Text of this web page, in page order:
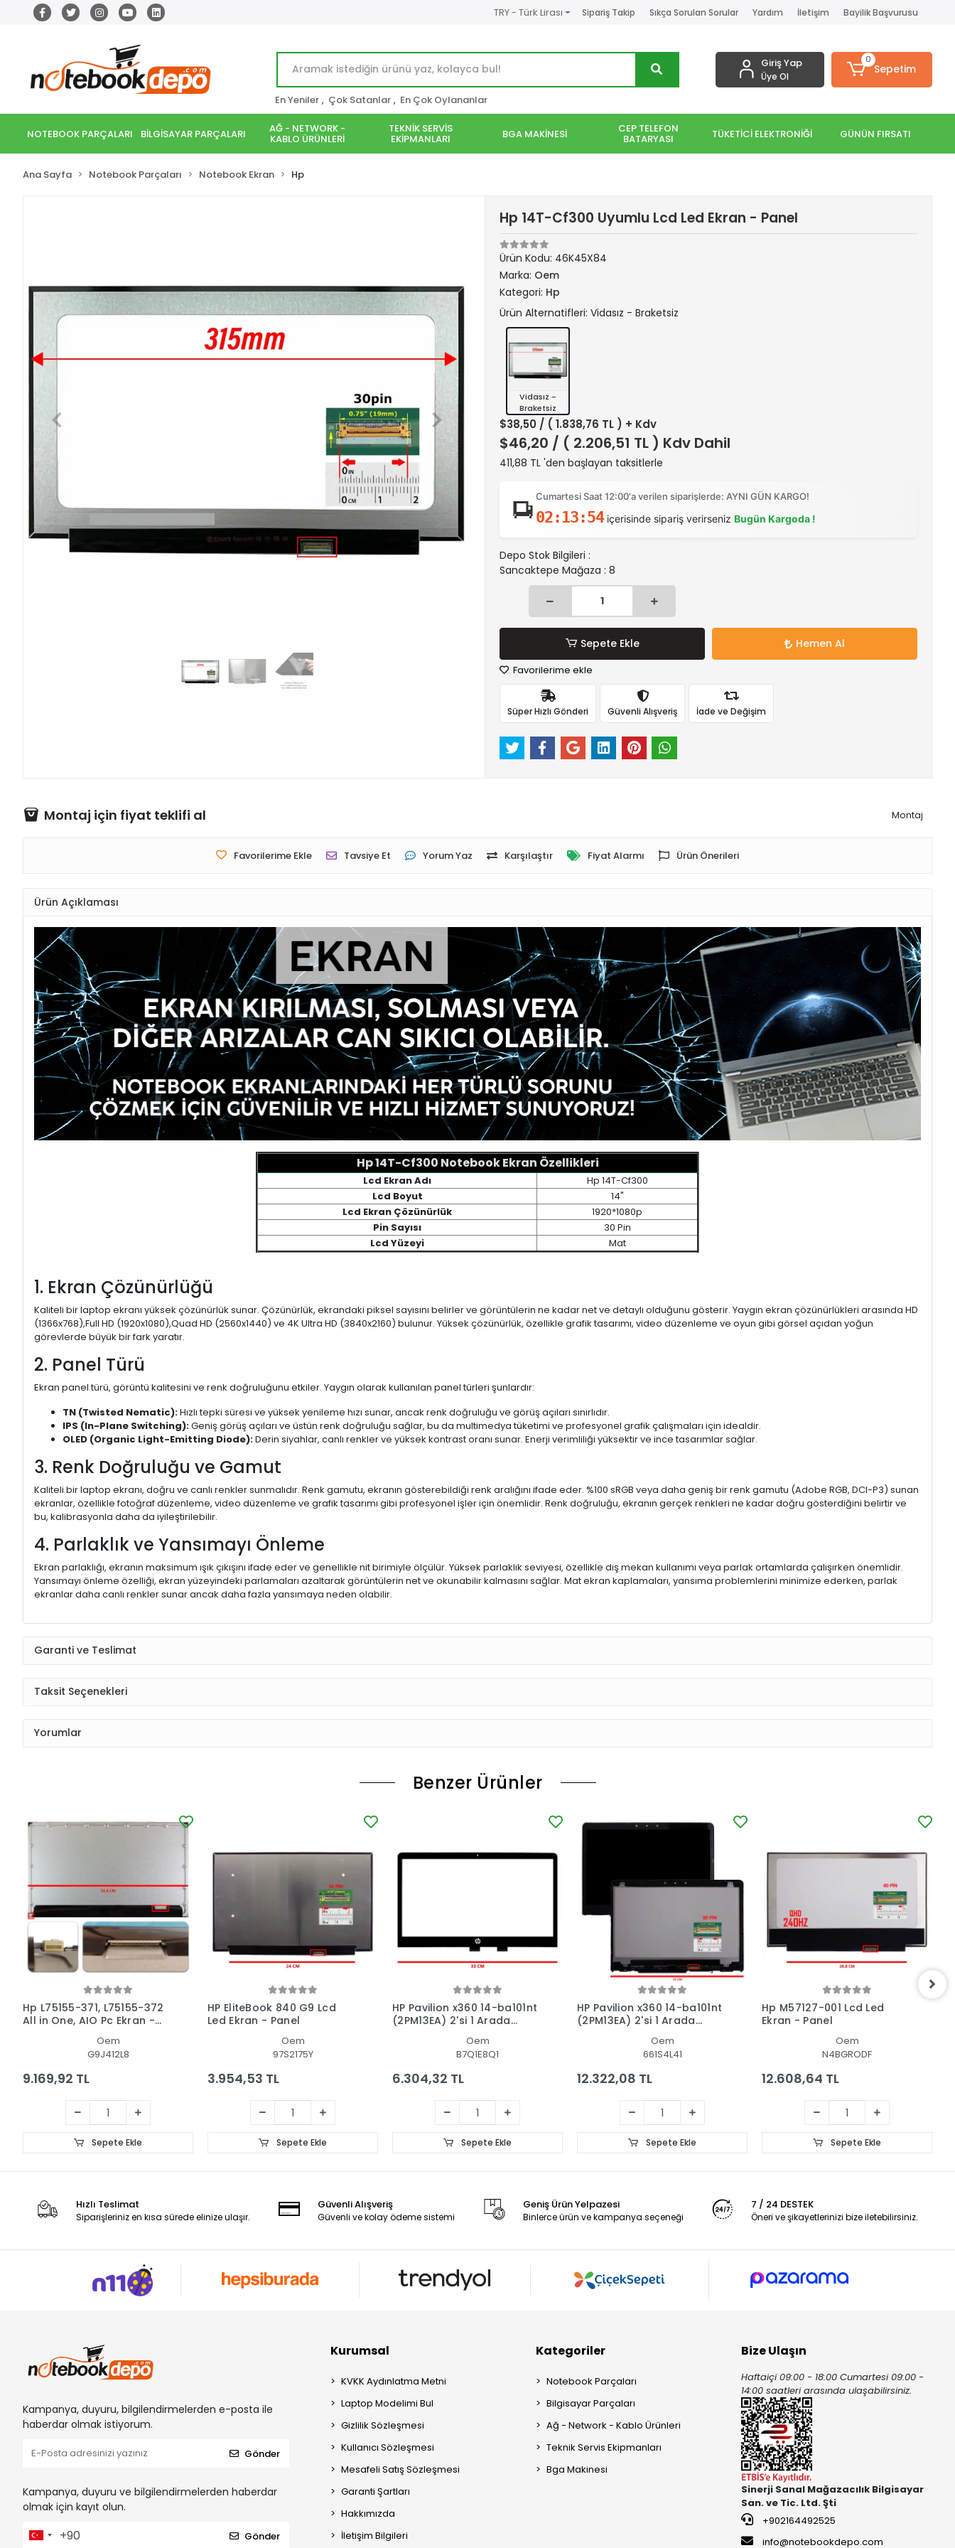
TRY - Türk Lirası Sipariş Takip Sıkça Sorulan Sorular Yardım İletişim Bayilik Başvurusu
En Yeniler , Çok Satanlar , En Çok Oylananlar
Giriş Yap
Üye Ol
0
Sepetim
NOTEBOOK PARÇALARI BİLGİSAYAR PARÇALARI AĞ - NETWORK -
KABLO ÜRÜNLERİ
TEKNİK SERVİS
EKİPMANLARI BGA MAKİNESİ CEP TELEFON
BATARYASI TÜKETİCİ ELEKTRONİĞİ GÜNÜN FIRSATI
Ana Sayfa Notebook Parçaları Notebook Ekran Hp
Hp 14T-Cf300 Uyumlu Lcd Led Ekran - Panel
Ürün Kodu: 46K45X84
Marka: Oem
Kategori: Hp
Ürün Alternatifleri: Vidasız - Braketsiz
Vidasız -
Braketsiz
$38,50 / ( 1.838,76 TL ) + Kdv
$46,20 / ( 2.206,51 TL ) Kdv Dahil
411,88 TL 'den başlayan taksitlerle
Cumartesi Saat 12:00'a verilen siparişlerde: AYNI GÜN KARGO!
02:13:53içerisinde sipariş verirseniz Bugün Kargoda !
Depo Stok Bilgileri :
Sancaktepe Mağaza : 8
Sepete Ekle Hemen Al
Favorilerime ekle
Süper Hızlı Gönderi Güvenli Alışveriş İade ve Değişim
Montaj için fiyat teklifi al Montaj
Favorilerime Ekle Tavsiye Et Yorum Yaz Karşılaştır Fiyat Alarmı Ürün Önerileri
Ürün Açıklaması
Hp 14T-Cf300 Notebook Ekran Özellikleri
Lcd Ekran Adı
Hp 14T-Cf300
Lcd Boyut
14"
Lcd Ekran Çözünürlük
1920*1080p
Pin Sayısı
30 Pin
Lcd Yüzeyi
Mat
1. Ekran Çözünürlüğü
Kaliteli bir laptop ekranı yüksek çözünürlük sunar. Çözünürlük, ekrandaki piksel sayısını belirler ve görüntülerin ne kadar net ve detaylı olduğunu gösterir. Yaygın ekran çözünürlükleri arasında HD
(1366x768),Full HD (1920x1080),Quad HD (2560x1440) ve 4K Ultra HD (3840x2160) bulunur. Yüksek çözünürlük, özellikle grafik tasarımı, video düzenleme ve oyun gibi görsel açıdan yoğun
görevlerde büyük bir fark yaratır.
2. Panel Türü
Ekran panel türü, görüntü kalitesini ve renk doğruluğunu etkiler. Yaygın olarak kullanılan panel türleri şunlardır:
TN (Twisted Nematic):Hızlı tepki süresi ve yüksek yenileme hızı sunar, ancak renk doğruluğu ve görüş açıları sınırlıdır.
IPS (In-Plane Switching):Geniş görüş açıları ve üstün renk doğruluğu sağlar, bu da multimedya tüketimi ve profesyonel grafik çalışmaları için idealdir.
OLED (Organic Light-Emitting Diode):Derin siyahlar, canlı renkler ve yüksek kontrast oranı sunar. Enerji verimliliği yüksektir ve ince tasarımlar sağlar.
3. Renk Doğruluğu ve Gamut
Kaliteli bir laptop ekranı, doğru ve canlı renkler sunmalıdır. Renk gamutu, ekranın gösterebildiği renk aralığını ifade eder. %100 sRGB veya daha geniş bir renk gamutu (Adobe RGB, DCI-P3) sunan
ekranlar, özellikle fotoğraf düzenleme, video düzenleme ve grafik tasarımı gibi profesyonel işler için önemlidir. Renk doğruluğu, ekranın gerçek renkleri ne kadar doğru gösterdiğini belirtir ve
bu, kalibrasyonla daha da iyileştirilebilir.
4. Parlaklık ve Yansımayı Önleme
Ekran parlaklığı, ekranın maksimum ışık çıkışını ifade eder ve genellikle nit birimiyle ölçülür. Yüksek parlaklık seviyesi, özellikle dış mekan kullanımı veya parlak ortamlarda çalışırken önemlidir.
Yansımayı önleme özelliği, ekran yüzeyindeki parlamaları azaltarak görüntülerin net ve okunabilir kalmasını sağlar. Mat ekran kaplamaları, yansıma problemlerini minimize ederken, parlak
ekranlar daha canlı renkler sunar ancak daha fazla yansımaya neden olabilir.
Garanti ve Teslimat
Taksit Seçenekleri
Yorumlar
Benzer Ürünler
Hp L75155-371, L75155-372
All in One, AIO Pc Ekran -
Oem
G9J412L8
9.169,92 TL
Sepete Ekle
HP EliteBook 840 G9 Lcd
Led Ekran - Panel
Oem
97S2175Y
3.954,53 TL
Sepete Ekle
HP Pavilion x360 14-ba101nt
(2PM13EA) 2'si 1 Arada
Oem
B7Q1E8Q1
6.304,32 TL
Sepete Ekle
HP Pavilion x360 14-ba101nt
(2PM13EA) 2'si 1 Arada
Oem
661S4L41
12.322,08 TL
Sepete Ekle
Hp M57127-001 Lcd Led
Ekran - Panel
Oem
N4BGRODF
12.608,64 TL
Sepete Ekle
Hızlı Teslimat
Siparişleriniz en kısa sürede elinize ulaşır.
Güvenli Alışveriş
Güvenli ve kolay ödeme sistemi
Geniş Ürün Yelpazesi
Binlerce ürün ve kampanya seçeneği
7 / 24 DESTEK
Öneri ve şikayetlerinizi bize iletebilirsiniz.
Kampanya, duyuru, bilgilendirmelerden e-posta ile
haberdar olmak istiyorum.
Gönder
Kampanya, duyuru ve bilgilendirmelerden haberdar
olmak için kayıt olun.
Gönder
Kurumsal
KVKK Aydınlatma Metni
Laptop Modelimi Bul
Gizlilik Sözleşmesi
Kullanıcı Sözleşmesi
Mesafeli Satış Sözleşmesi
Garanti Şartları
Hakkımızda
İletişim Bilgileri
Kategoriler
Notebook Parçaları
Bilgisayar Parçaları
Ağ - Network - Kablo Ürünleri
Teknik Servis Ekipmanları
Bga Makinesi
Bize Ulaşın
Haftaiçi 09:00 - 18:00 Cumartesi 09:00 -
14:00 saatleri arasında ulaşabilirsiniz.
Sinerji Sanal Mağazacılık Bilgisayar
San. ve Tic. Ltd. Şti
+902164492525
info@notebookdepo.com